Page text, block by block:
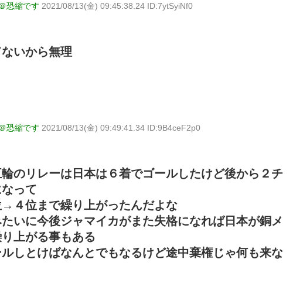
恐縮です 2021/08/13(金) 09:45:38.24 ID:7ytSyiNf0
いから無理
恐縮です 2021/08/13(金) 09:49:41.34 ID:9B4ceF2p0
のリレーは日本は６着でゴールしたけど後から２チ
って
４位まで繰り上がったんだよな
いに今後ジャマイカがまた失格になれば日本が銅メ
上がる事もある
ルしとけばなんとでもなるけど途中棄権じゃ何も来な